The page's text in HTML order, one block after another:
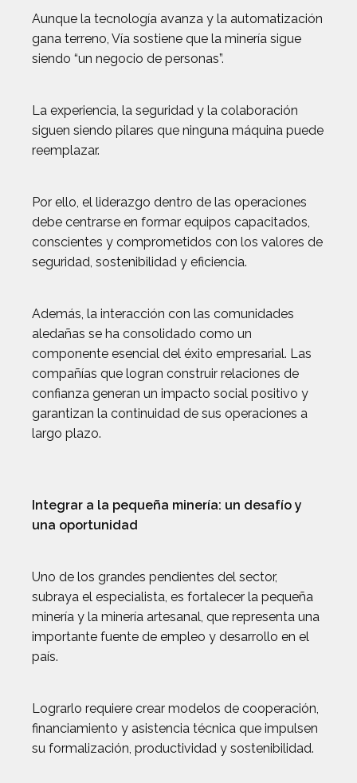
Aunque la tecnología avanza y la automatización
gana terreno, Vía sostiene que la minería sigue
siendo “un negocio de personas”.
La experiencia, la seguridad y la colaboración
siguen siendo pilares que ninguna máquina puede
reemplazar.
Por ello, el liderazgo dentro de las operaciones
debe centrarse en formar equipos capacitados,
conscientes y comprometidos con los valores de
seguridad, sostenibilidad y eficiencia.
Además, la interacción con las comunidades
aledañas se ha consolidado como un
componente esencial del éxito empresarial. Las
compañías que logran construir relaciones de
confianza generan un impacto social positivo y
garantizan la continuidad de sus operaciones a
largo plazo.
Integrar a la pequeña minería: un desafío y
una oportunidad
Uno de los grandes pendientes del sector,
subraya el especialista, es fortalecer la pequeña
minería y la minería artesanal, que representa una
importante fuente de empleo y desarrollo en el
país.
Lograrlo requiere crear modelos de cooperación,
financiamiento y asistencia técnica que impulsen
su formalización, productividad y sostenibilidad.